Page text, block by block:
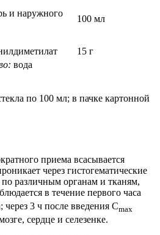
и наружного
100 мл
15 г
вода
по 100 мл; в пачке картонной
приема всасывается
через гистогематические
по различным органам и тканям,
в течение первого часа
через 3 ч после введения Cmax
сердце и селезенке.